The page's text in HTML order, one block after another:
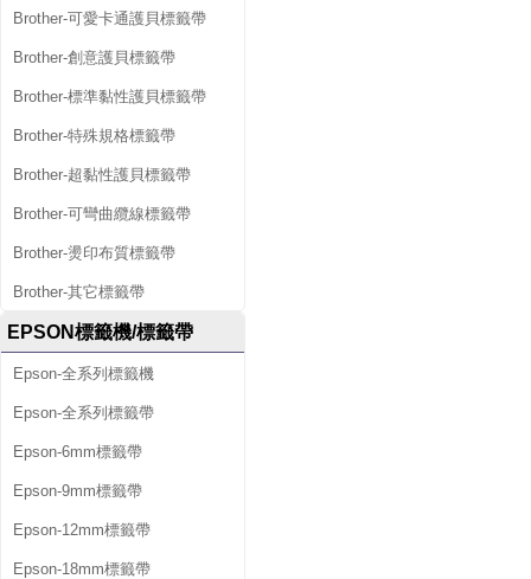
Brother-可愛卡通護貝標籤帶
Brother-創意護貝標籤帶
Brother-標準黏性護貝標籤帶
Brother-特殊規格標籤帶
Brother-超黏性護貝標籤帶
Brother-可彎曲纜線標籤帶
Brother-燙印布質標籤帶
Brother-其它標籤帶
EPSON標籤機/標籤帶
Epson-全系列標籤機
Epson-全系列標籤帶
Epson-6mm標籤帶
Epson-9mm標籤帶
Epson-12mm標籤帶
Epson-18mm標籤帶